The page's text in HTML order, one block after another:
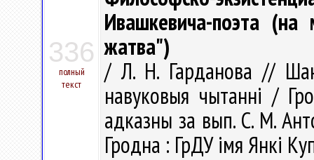
336
полный
текст
Ивашкевича-поэта (на
жатва")
/ Л. Н. Гарданова //
навуковыя чытаннi /
адказны за вып. С. М.
Гродна : ГрДУ імя Янкі